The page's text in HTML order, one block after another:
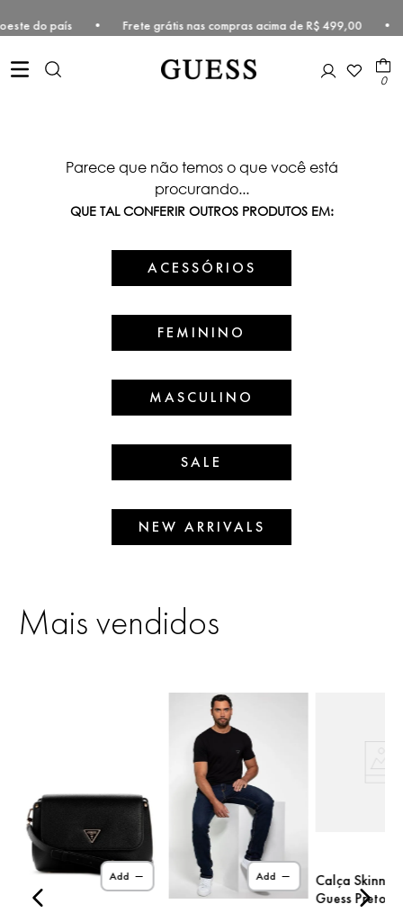
oeste do país • Frete grátis nas compras acima de R$
0
Parece que não temos o que você está
procurando...
QUE TAL CONFERIR OUTROS PRODUTOS EM:
ACESSÓRIOS
FEMININO
MASCULINO
SALE
NEW ARRIVALS
Mais vendidos
Add Add
Calça Skinny
Guess Preto